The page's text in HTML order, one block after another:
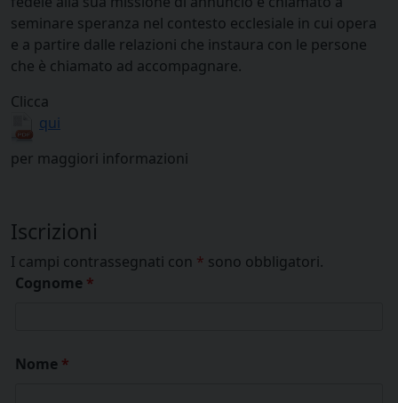
seminare speranza nel contesto ecclesiale in cui opera
e a partire dalle relazioni che instaura con le persone
che è chiamato ad accompagnare.
Clicca
qui
per maggiori informazioni
Iscrizioni
I campi contrassegnati con * sono obbligatori.
Cognome *
Nome *